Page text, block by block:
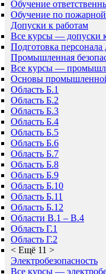
Обучение
Обучение по пожарной
Допуски к работам
Все курсы — допуски
Подготовка персонала
Промышленная
Все курсы —
Основы
Область Б.1
Область Б.2
Область Б.3
Область Б.4
Область Б.5
Область Б.6
Область Б.7
Область Б.8
Область Б.9
Область Б.10
Область Б.11
Область Б.12
Области В.1 – В.4
Область Г.1
Область Г.2
< Ещё 11 >
Электробезопасность
Все курсы —